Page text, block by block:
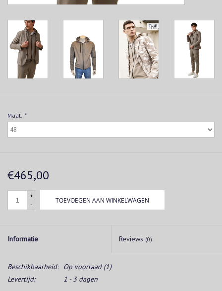
Maat: *
€465,00
+
-
TOEVOEGEN AAN WINKELWAGEN
Informatie Reviews (0)
Beschikbaarheid: Op voorraad(1)
Levertijd:
1 - 3 dagen